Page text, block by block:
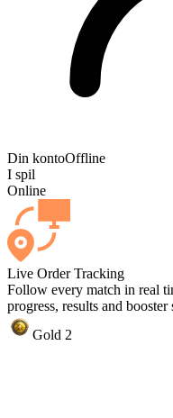
Din kontoOffline
I spil
Online
Live Order Tracking
Follow every match in real
progress, results and booster
Gold 2